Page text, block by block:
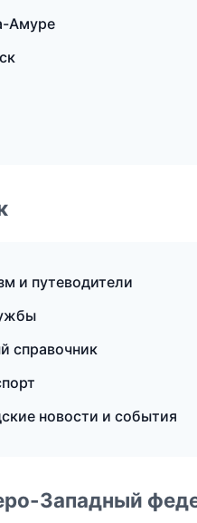
Амуре
и путеводители
справочник
новости и события
Западный